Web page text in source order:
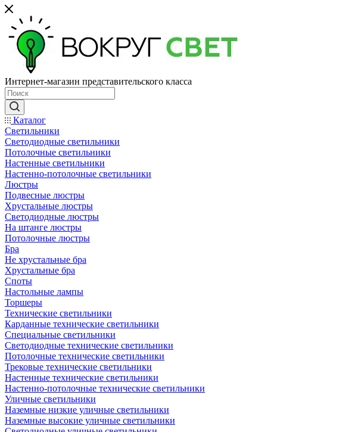
Интернет-магазин представительского класса
Каталог
Светильники
Светодиодные светильники
Потолочные светильники
Настенные светильники
Настенно-потолочные светильники
Люстры
Подвесные люстры
Хрустальные люстры
Светодиодные люстры
На штанге люстры
Потолочные люстры
Бра
Не хрустальные бра
Хрустальные бра
Споты
Настольные лампы
Торшеры
Технические светильники
Карданные технические светильники
Специальные светильники
Светодиодные технические светильники
Потолочные технические светильники
Трековые технические светильники
Настенные технические светильники
Настенно-потолочные технические светильники
Уличные светильники
Наземные низкие уличные светильники
Наземные высокие уличные светильники